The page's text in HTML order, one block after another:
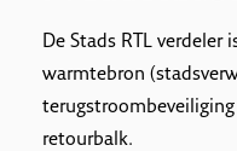
De Stads RTL
warmtebron
retourbalk.